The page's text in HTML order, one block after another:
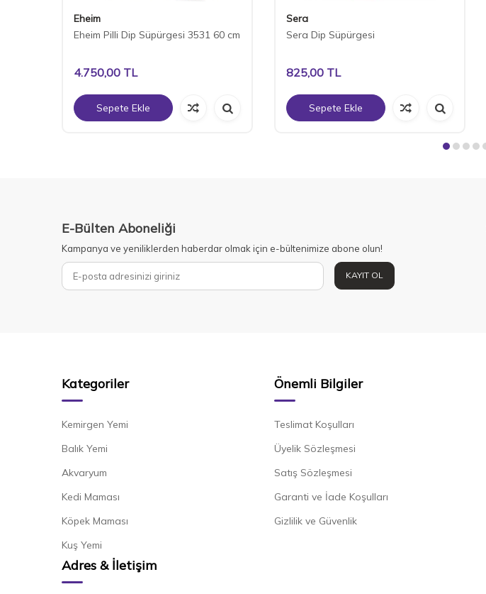
Eheim
Eheim Pilli Dip Süpürgesi 3531 60 cm
4.750,00 TL
Sepete Ekle
Sera
Sera Dip Süpürgesi
825,00 TL
Sepete Ekle
E-Bülten Aboneliği
Kampanya ve yeniliklerden haberdar olmak için e-bültenimize abone olun!
KAYIT OL
Kategoriler
Kemirgen Yemi
Balık Yemi
Akvaryum
Kedi Maması
Köpek Maması
Kuş Yemi
Önemli Bilgiler
Teslimat Koşulları
Üyelik Sözleşmesi
Satış Sözleşmesi
Garanti ve İade Koşulları
Gizlilik ve Güvenlik
Adres & İletişim